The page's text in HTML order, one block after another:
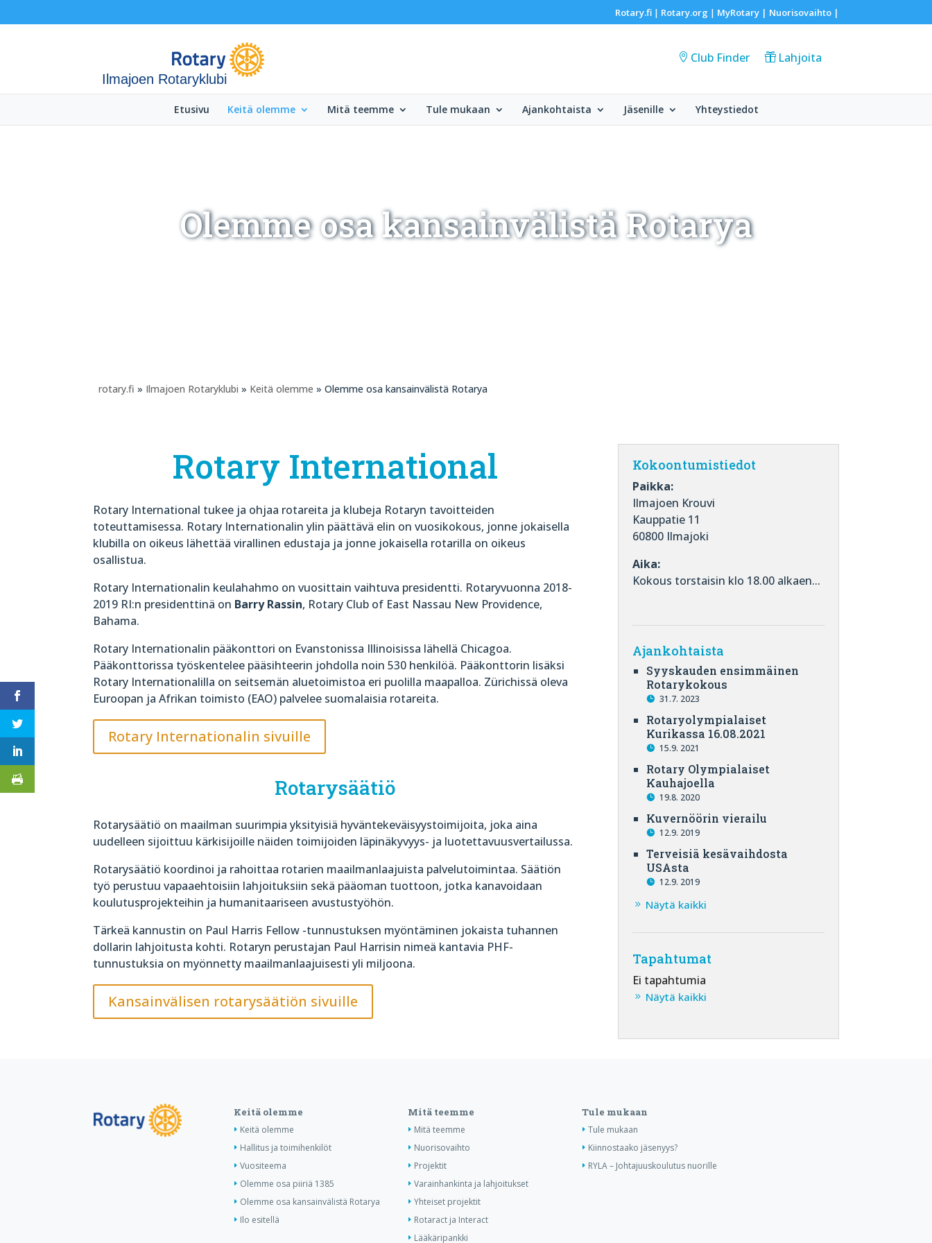
Rotary.fi| Rotary.org | MyRotary | Nuorisovaihto|
Ilmajoen Rotaryklubi
Club Finder Lahjoita
Etusivu Keitä olemme Mitä teemme Tule mukaan Ajankohtaista Jäsenille Yhteystiedot
Olemme osa kansainvälistä Rotarya
rotary.fi » Ilmajoen Rotaryklubi » Keitä olemme » Olemme osa kansainvälistä Rotarya
Rotary International
Rotary International tukee ja ohjaa rotareita ja klubeja Rotaryn tavoitteiden
toteuttamisessa. Rotary Internationalin ylin päättävä elin on vuosikokous, jonne jokaisella
klubilla on oikeus lähettää virallinen edustaja ja jonne jokaisella rotarilla on oikeus
osallistua.
Rotary Internationalin keulahahmo on vuosittain vaihtuva presidentti. Rotaryvuonna 2018-
2019 RI:n presidenttinä on Barry Rassin, Rotary Club of East Nassau New Providence,
Bahama.
Rotary Internationalin pääkonttori on Evanstonissa Illinoisissa lähellä Chicagoa.
Pääkonttorissa työskentelee pääsihteerin johdolla noin 530 henkilöä. Pääkonttorin lisäksi
Rotary Internationalilla on seitsemän aluetoimistoa eri puolilla maapalloa. Zürichissä oleva
Euroopan ja Afrikan toimisto (EAO) palvelee suomalaisia rotareita.
Rotary Internationalin sivuille
Rotarysäätiö
Rotarysäätiö on maailman suurimpia yksityisiä hyväntekeväisyystoimijoita, joka aina
uudelleen sijoittuu kärkisijoille näiden toimijoiden läpinäkyvyys- ja luotettavuusvertailussa.
Rotarysäätiö koordinoi ja rahoittaa rotarien maailmanlaajuista palvelutoimintaa. Säätiön
työ perustuu vapaaehtoisiin lahjoituksiin sekä pääoman tuottoon, jotka kanavoidaan
koulutusprojekteihin ja humanitaariseen avustustyöhön.
Tärkeä kannustin on Paul Harris Fellow -tunnustuksen myöntäminen jokaista tuhannen
dollarin lahjoitusta kohti. Rotaryn perustajan Paul Harrisin nimeä kantavia PHF-
tunnustuksia on myönnetty maailmanlaajuisesti yli miljoona.
Kansainvälisen rotarysäätiön sivuille
Kokoontumistiedot
Paikka:
Ilmajoen Krouvi
Kauppatie 11
60800 Ilmajoki
Aika:
Kokous torstaisin klo 18.00 alkaen...
Ajankohtaista
Syyskauden ensimmäinen
Rotarykokous
31.7. 2023
Rotaryolympialaiset
Kurikassa 16.08.2021
15.9. 2021
Rotary Olympialaiset
Kauhajoella
19.8. 2020
Kuvernöörin vierailu
12.9. 2019
Terveisiä kesävaihdosta
USAsta
12.9. 2019
Näytä kaikki
Tapahtumat
Ei tapahtumia
Näytä kaikki
Keitä olemme
Keitä olemme
Hallitus ja toimihenkilöt
Vuositeema
Olemme osa piiriä 1385
Olemme osa kansainvälistä Rotarya
Ilo esitellä
Mitä teemme
Mitä teemme
Nuorisovaihto
Projektit
Varainhankinta ja lahjoitukset
Yhteiset projektit
Rotaract ja Interact
Lääkäripankki
Tule mukaan
Tule mukaan
Kiinnostaako jäsenyys?
RYLA – Johtajuuskoulutus nuorille